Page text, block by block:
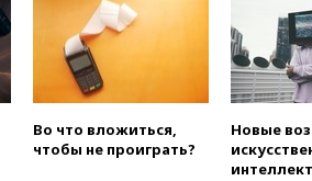
исламского
вчера, 21:43
«Интервидения»
подтвердили, что
вчера, 21:35
подготовили
Во что вложиться,
чтобы не проиграть?
Новые